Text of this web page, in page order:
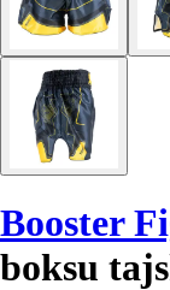
Booster
boksu